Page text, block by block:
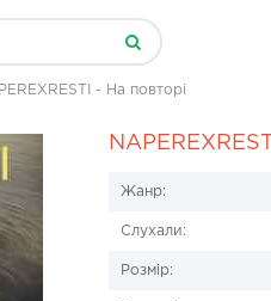
- На повторі
Жанр:
Слухали:
Розмір: